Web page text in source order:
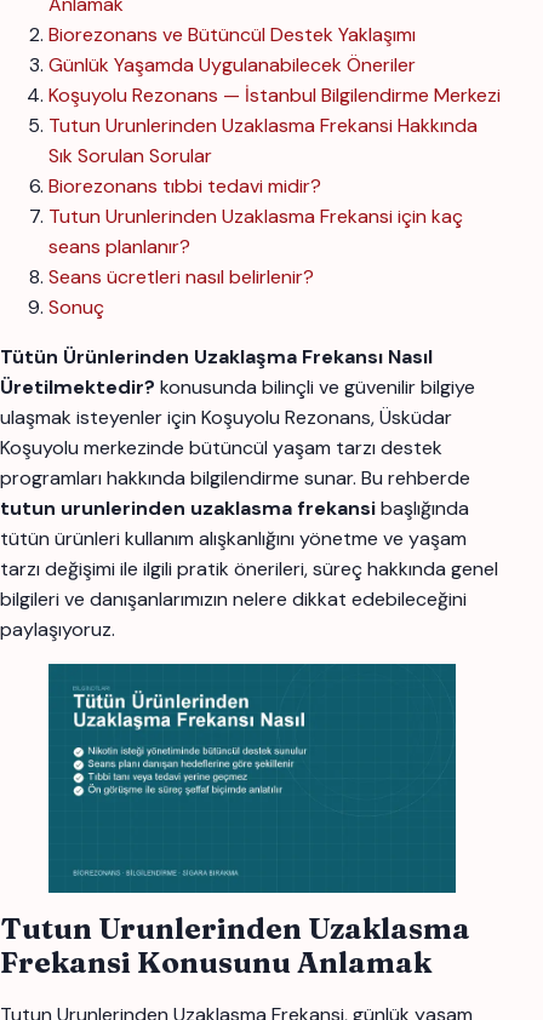
Biorezonans ve Bütüncül Destek Yaklaşımı
Günlük Yaşamda Uygulanabilecek Öneriler
Koşuyolu Rezonans — İstanbul Bilgilendirme Merkezi
Tutun Urunlerinden Uzaklasma Frekansi Hakkında
Sık Sorulan Sorular
Biorezonans tıbbi tedavi midir?
Tutun Urunlerinden Uzaklasma Frekansi için kaç
seans planlanır?
Seans ücretleri nasıl belirlenir?
Sonuç
Tütün Ürünlerinden Uzaklaşma Frekansı Nasıl
Üretilmektedir? konusunda bilinçli ve güvenilir bilgiye
ulaşmak isteyenler için Koşuyolu Rezonans, Üsküdar
Koşuyolu merkezinde bütüncül yaşam tarzı destek
programları hakkında bilgilendirme sunar. Bu rehberde
tutun urunlerinden uzaklasma frekansibaşlığında
tütün ürünleri kullanım alışkanlığını yönetme ve yaşam
tarzı değişimi ile ilgili pratik önerileri, süreç hakkında genel
bilgileri ve danışanlarımızın nelere dikkat edebileceğini
paylaşıyoruz.
Tutun Urunlerinden Uzaklasma
Frekansi Konusunu Anlamak